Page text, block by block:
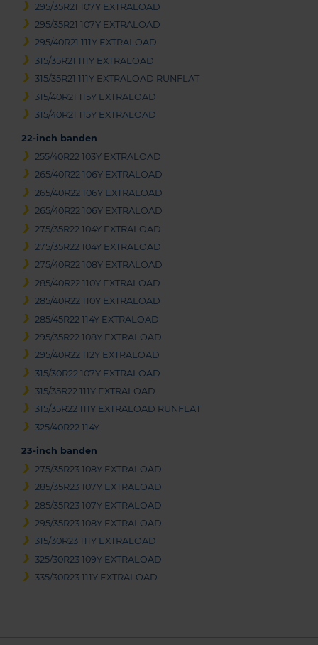
295/35R21 107Y EXTRALOAD
295/35R21 107Y EXTRALOAD
295/40R21 111Y EXTRALOAD
315/35R21 111Y EXTRALOAD
315/35R21 111Y EXTRALOAD RUNFLAT
315/40R21 115Y EXTRALOAD
315/40R21 115Y EXTRALOAD
22-inch banden
255/40R22 103Y EXTRALOAD
265/40R22 106Y EXTRALOAD
265/40R22 106Y EXTRALOAD
265/40R22 106Y EXTRALOAD
275/35R22 104Y EXTRALOAD
275/35R22 104Y EXTRALOAD
275/40R22 108Y EXTRALOAD
285/40R22 110Y EXTRALOAD
285/40R22 110Y EXTRALOAD
285/45R22 114Y EXTRALOAD
295/35R22 108Y EXTRALOAD
295/40R22 112Y EXTRALOAD
315/30R22 107Y EXTRALOAD
315/35R22 111Y EXTRALOAD
315/35R22 111Y EXTRALOAD RUNFLAT
325/40R22 114Y
23-inch banden
275/35R23 108Y EXTRALOAD
285/35R23 107Y EXTRALOAD
285/35R23 107Y EXTRALOAD
295/35R23 108Y EXTRALOAD
315/30R23 111Y EXTRALOAD
325/30R23 109Y EXTRALOAD
335/30R23 111Y EXTRALOAD